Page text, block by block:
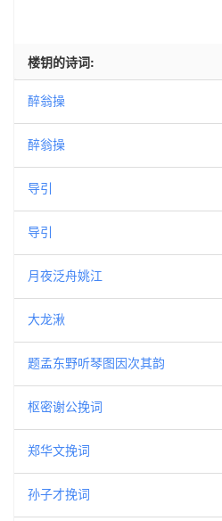
楼钥的诗词:
醉翁操
醉翁操
导引
导引
月夜泛舟姚江
大龙湫
题孟东野听琴图因次其韵
枢密谢公挽词
郑华文挽词
孙子才挽词